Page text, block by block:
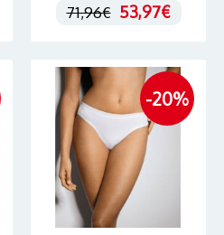
71,96€ 53,97€
-20%